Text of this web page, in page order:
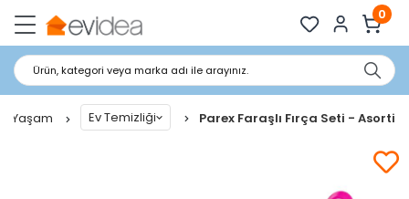
0
Ürün, kategori veya marka adı ile arayınız.
Yaşam Ev Temizliği Parex Faraşlı Fırça Seti - Asorti